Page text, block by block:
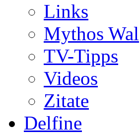
Links
Mythos Wal
TV-Tipps
Videos
Zitate
Delfine